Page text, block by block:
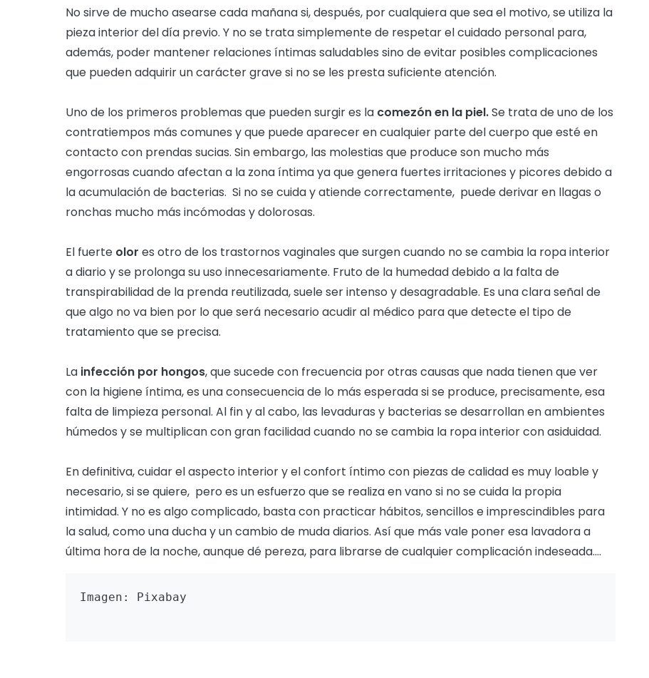
No sirve de mucho asearse cada mañana si, después, por cualquiera que sea el motivo, se utiliza la
pieza interior del día previo. Y no se trata simplemente de respetar el cuidado personal para,
además, poder mantener relaciones íntimas saludables sino de evitar posibles complicaciones
que pueden adquirir un carácter grave si no se les presta suficiente atención.
Uno de los primeros problemas que pueden surgir es la comezón en la piel.Se trata de uno de los
contratiempos más comunes y que puede aparecer en cualquier parte del cuerpo que esté en
contacto con prendas sucias. Sin embargo, las molestias que produce son mucho más
engorrosas cuando afectan a la zona íntima ya que genera fuertes irritaciones y picores debido a
la acumulación de bacterias. Si no se cuida y atiende correctamente, puede derivar en llagas o
ronchas mucho más incómodas y dolorosas.
El fuerte olor es otro de los trastornos vaginales que surgen cuando no se cambia la ropa interior
a diario y se prolonga su uso innecesariamente. Fruto de la humedad debido a la falta de
transpirabilidad de la prenda reutilizada, suele ser intenso y desagradable. Es una clara señal de
que algo no va bien por lo que será necesario acudir al médico para que detecte el tipo de
tratamiento que se precisa.
La infección por hongos, que sucede con frecuencia por otras causas que nada tienen que ver
con la higiene íntima, es una consecuencia de lo más esperada si se produce, precisamente, esa
falta de limpieza personal. Al fin y al cabo, las levaduras y bacterias se desarrollan en ambientes
húmedos y se multiplican con gran facilidad cuando no se cambia la ropa interior con asiduidad.
En definitiva, cuidar el aspecto interior y el confort íntimo con piezas de calidad es muy loable y
necesario, si se quiere, pero es un esfuerzo que se realiza en vano si no se cuida la propia
intimidad. Y no es algo complicado, basta con practicar hábitos, sencillos e imprescindibles para
la salud, como una ducha y un cambio de muda diarios. Así que más vale poner esa lavadora a
última hora de la noche, aunque dé pereza, para librarse de cualquier complicación indeseada….
Imagen: Pixabay